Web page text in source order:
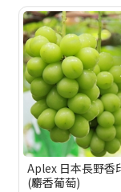
Aplex 日本長野香
(麝香葡萄)